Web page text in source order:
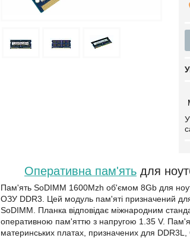
Оперативна пам'ять для
Пам'ять SoDIMM 1600Mzh об'ємом 8Gb для
ОЗУ DDR3. Цей модуль пам'яті призначений для
SoDIMM. Планка відповідає міжнародним
оперативною пам'яттю з напругою 1.35 V.
материнських платах, призначених для